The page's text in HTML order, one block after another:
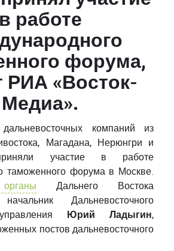
в работе
форума,
РИА «Восток-
Медиа».
дальневосточных компаний из
Магадана, Нерюнгри и
участие в работе
таможенного форума в Москве.
Дальнего Востока
Дальневосточного
Юрий Ладыгин,
постов дальневосточного